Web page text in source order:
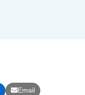
Email